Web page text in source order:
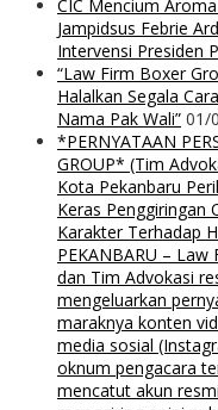
CIC Mencium
Jampidsus Febrie
Intervensi Presiden
“Law Firm Boxer
Halalkan Segala
Nama Pak Wali” 01/
*PERNYATAAN
GROUP* (Tim
Kota Pekanbaru
Keras Penggiringan
Karakter Terhadap
PEKANBARU –
dan Tim Advokasi
mengeluarkan
maraknya konten
media sosial
oknum pengacara
mencatut akun